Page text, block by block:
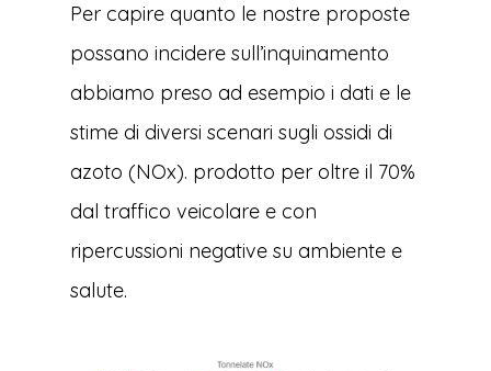
Per capire quanto le nostre proposte
possano incidere sull’inquinamento
abbiamo preso ad esempio i dati e le
stime di diversi scenari sugli ossidi di
azoto (NOx). prodotto per oltre il 70%
dal traffico veicolare e con
ripercussioni negative su ambiente e
salute.